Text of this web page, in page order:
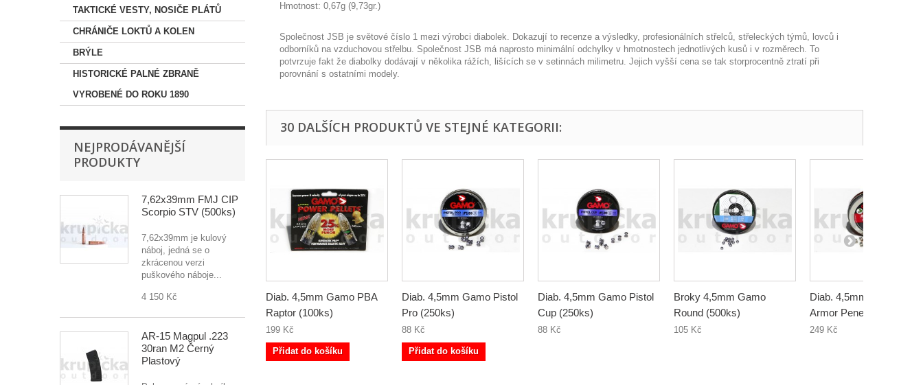
TAKTICKÉ VESTY, NOSIČE PLÁTŮ
CHRÁNIČE LOKTŮ A KOLEN
BRÝLE
HISTORICKÉ PALNÉ ZBRANĚ
VYROBENÉ DO ROKU 1890
NEJPRODÁVANĚJŠÍ
PRODUKTY
7,62x39mm FMJ CIP
Scorpio STV (500ks)
7,62x39mm je kulový
náboj, jedná se o
zkrácenou verzi
puškového náboje...
4 150 Kč
AR-15 Magpul .223
30ran M2 Černý
Plastový
Hmotnost: 0,67g (9,73gr.)
Společnost JSB je světové číslo 1 mezi výrobci diabolek. Dokazují to recenze a výsledky, profesionálních střelců, střeleckých týmů, lovců i
odborníků na vzduchovou střelbu. Společnost JSB má naprosto minimální odchylky v hmotnostech jednotlivých kusů i v rozměrech. To
potvrzuje fakt že diabolky dodávají v několika rážích, lišících se v setinnách milimetru. Jejich vyšší cena se tak storprocentně ztratí při
porovnání s ostatními modely.
30 DALŠÍCH PRODUKTŮ VE STEJNÉ KATEGORII:
Diab. 4,5mm Gamo PBA
Raptor (100ks)
199 Kč
Přidat do košíku
Diab. 4,5mm Gamo Pistol
Pro (250ks)
88 Kč
Přidat do košíku
Diab. 4,5mm Gamo Pistol
Cup (250ks)
88 Kč
Broky 4,5mm Gamo
Round (500ks)
105 Kč
Diab. 4,5mm Gamo PBA
Armor Penetration
249 Kč